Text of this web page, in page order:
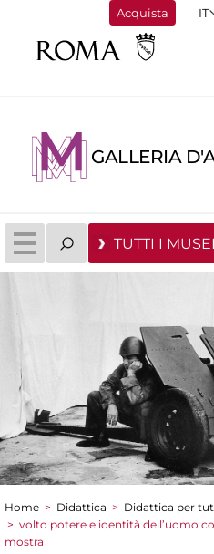
Acquista
GALLERIA
TUTTI I MUSEI
Tu sei qui
Home > Didattica > Didattica per
> volto potere e identità dell’uomo
mostra